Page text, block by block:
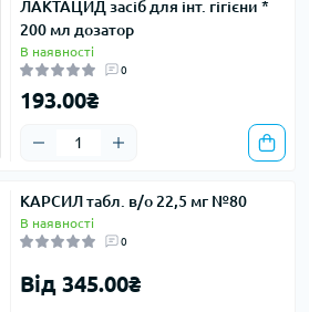
ЛАКТАЦИД засіб для інт. гігієни *
200 мл дозатор
В наявності
0
193.00₴
КАРСИЛ табл. в/о 22,5 мг №80
В наявності
0
Від 345.00₴